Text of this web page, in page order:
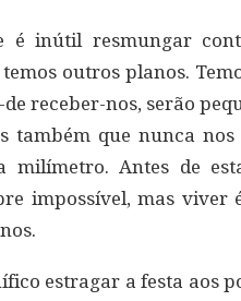
é inútil resmungar
outros planos.
receber-nos, serão
também que nunca
milímetro. Antes de
impossível, mas viver
estragar a festa aos